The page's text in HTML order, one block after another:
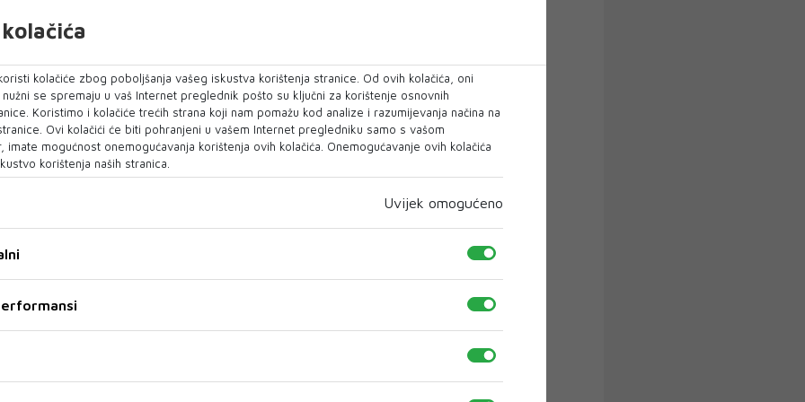
na diplomatsku razinu. "Spremni smo braniti
a, uključujući i naš vlastiti teritorij... Naravno
Dansku", rekla je Frederiksen te ponovila
smo izgradili NATO prije mnogo, mnogo
nekome od nas nešto dogodi, onda bi se svi
druge“, rekla je.
bi trebao biti pod našom kontrolom, Danci ga
izjavio da bi Grenland trebao biti pod
a ne Danske. "Grenland bi trebao biti
Država, a ne Danske", rekao je Trump
s turskim predsjednikom Tayyipom
kolačiće zbog poboljšanja vašeg iskustva korištenja stranice. Od ovih kolačića, oni
se spremaju u vaš Internet preglednik pošto su ključni za korištenje osnovnih
Koristimo i kolačiće trećih strana koji nam pomažu kod analize i razumijevanja načina na
Ovi kolačići će biti pohranjeni u vašem Internet pregledniku samo s vašom
imate mogućnost onemogućavanja korištenja ovih kolačića. Onemogućavanje ovih kolačića
korištenja naših stranica.
Uvijek omogućeno